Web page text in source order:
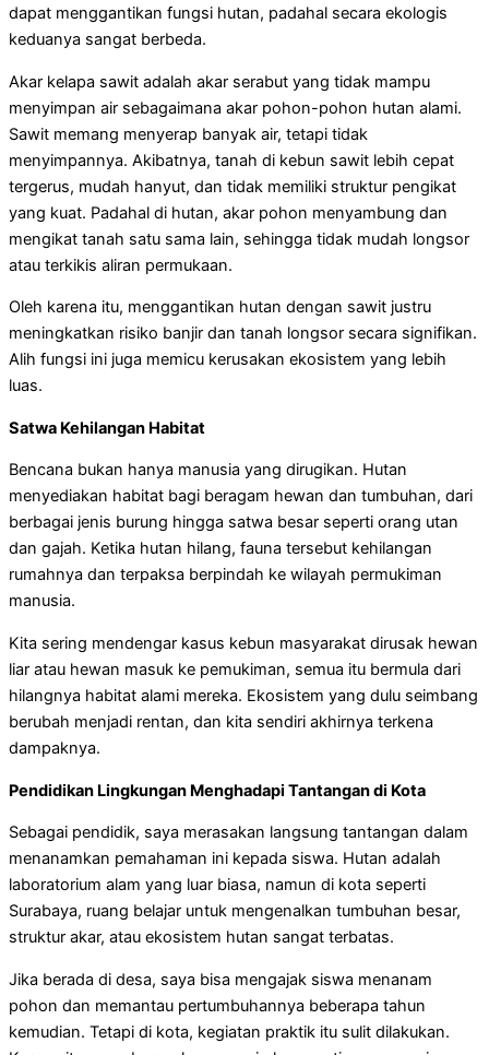
dapat menggantikan fungsi hutan, padahal secara ekologis
keduanya sangat berbeda.
Akar kelapa sawit adalah akar serabut yang tidak mampu
menyimpan air sebagaimana akar pohon-pohon hutan alami.
Sawit memang menyerap banyak air, tetapi tidak
menyimpannya. Akibatnya, tanah di kebun sawit lebih cepat
tergerus, mudah hanyut, dan tidak memiliki struktur pengikat
yang kuat. Padahal di hutan, akar pohon menyambung dan
mengikat tanah satu sama lain, sehingga tidak mudah longsor
atau terkikis aliran permukaan.
Oleh karena itu, menggantikan hutan dengan sawit justru
meningkatkan risiko banjir dan tanah longsor secara signifikan.
Alih fungsi ini juga memicu kerusakan ekosistem yang lebih
luas.
Satwa Kehilangan Habitat
Bencana bukan hanya manusia yang dirugikan. Hutan
menyediakan habitat bagi beragam hewan dan tumbuhan, dari
berbagai jenis burung hingga satwa besar seperti orang utan
dan gajah. Ketika hutan hilang, fauna tersebut kehilangan
rumahnya dan terpaksa berpindah ke wilayah permukiman
manusia.
Kita sering mendengar kasus kebun masyarakat dirusak hewan
liar atau hewan masuk ke pemukiman, semua itu bermula dari
hilangnya habitat alami mereka. Ekosistem yang dulu seimbang
berubah menjadi rentan, dan kita sendiri akhirnya terkena
dampaknya.
Pendidikan Lingkungan Menghadapi Tantangan di Kota
Sebagai pendidik, saya merasakan langsung tantangan dalam
menanamkan pemahaman ini kepada siswa. Hutan adalah
laboratorium alam yang luar biasa, namun di kota seperti
Surabaya, ruang belajar untuk mengenalkan tumbuhan besar,
struktur akar, atau ekosistem hutan sangat terbatas.
Jika berada di desa, saya bisa mengajak siswa menanam
pohon dan memantau pertumbuhannya beberapa tahun
kemudian. Tetapi di kota, kegiatan praktik itu sulit dilakukan.